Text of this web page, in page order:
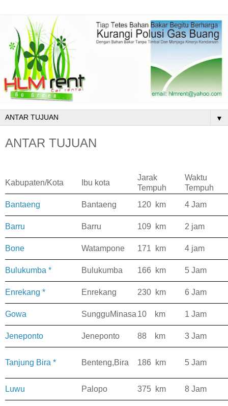
▼
ANTAR TUJUAN
Kabupaten/Kota Ibu kota
Jarak
Tempuh
Waktu
Tempuh
Bantaeng
Bantaeng 120 km 4 Jam
Barru Barru 109 km 2 jam
Bone Watampone 171 km 4 jam
Bulukumba * Bulukumba 166 km 5 Jam
Enrekang * Enrekang 230 km 6 Jam
Gowa SungguMinasa10 km 1 Jam
Jeneponto Jeneponto 88 km 3 Jam
Tanjung Bira * Benteng,Bira 186 km 5 Jam
Luwu Palopo 375 km 8 Jam